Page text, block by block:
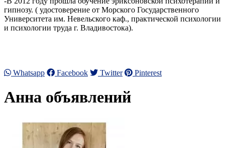
гипнозу. ( удостоверение от Морского Государственного
Университета им. Невельского каф., практической психологии
и психологии труда г. Владивостока).
Whatsapp Facebook Twitter Pinterest
Анна объявлений